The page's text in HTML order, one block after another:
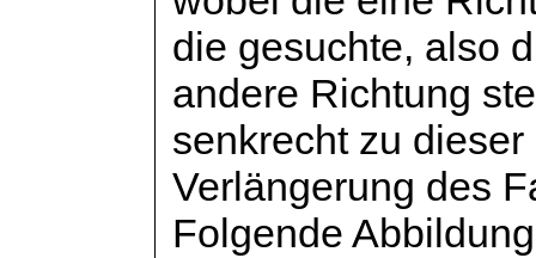
die gesuchte, also
andere Richtung
senkrecht zu
Verlängerung des
Folgende